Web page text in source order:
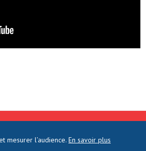
RÉSERVÉS
mesurer l’audience. En savoir plus